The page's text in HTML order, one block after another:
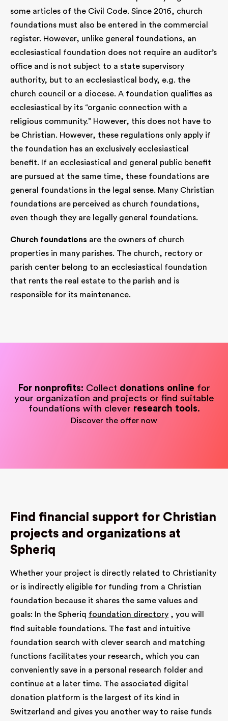
some articles of the Civil Code. Since 2016, church
foundations must also be entered in the commercial
register. However, unlike general foundations, an
ecclesiastical foundation does not require an auditor’s
office and is not subject to a state supervisory
authority, but to an ecclesiastical body, e.g. the
church council or a diocese. A foundation qualifies as
ecclesiastical by its “organic connection with a
religious community.” However, this does not have to
be Christian. However, these regulations only apply if
the foundation has an exclusively ecclesiastical
benefit. If an ecclesiastical and general public benefit
are pursued at the same time, these foundations are
general foundations in the legal sense. Many Christian
foundations are perceived as church foundations,
even though they are legally general foundations.
Church foundations are the owners of church
properties in many parishes. The church, rectory or
parish center belong to an ecclesiastical foundation
that rents the real estate to the parish and is
responsible for its maintenance.
For nonprofits: Collect donations online for
your organization and projects or find suitable
foundations with clever research tools.
Discover the offer now
Find financial support for Christian
projects and organizations at
Spheriq
Whether your project is directly related to Christianity
or is indirectly eligible for funding from a Christian
foundation because it shares the same values and
goals: In the Spheriq foundation directory , you will
find suitable foundations. The fast and intuitive
foundation search with clever search and matching
functions facilitates your research, which you can
conveniently save in a personal research folder and
continue at a later time. The associated digital
donation platform is the largest of its kind in
Switzerland and gives you another way to raise funds